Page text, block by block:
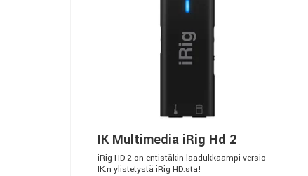
IK Multimedia iRig Hd 2
iRig HD 2 on entistäkin laadukkaampi versio
IK:n ylistetystä iRig HD:sta!